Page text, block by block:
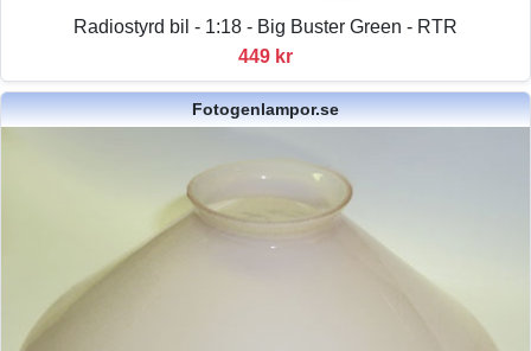
Radiostyrd bil - 1:18 - Big Buster Green - RTR
449 kr
Fotogenlampor.se